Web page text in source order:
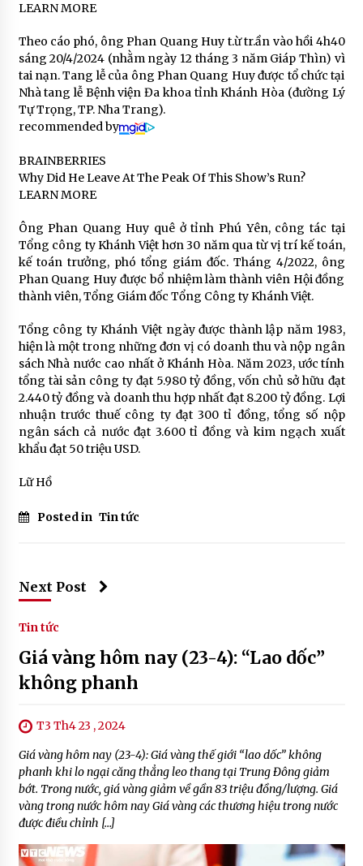
LEARN MORE
Theo cáo phó, ông Phan Quang Huy t.ừ tr.ần vào hồi 4h40
sáng 20/4/2024 (nhằm ngày 12 tháng 3 năm Giáp Thìn) vì
tai nạn. Tang lễ của ông Phan Quang Huy được tổ chức tại
Nhà tang lễ Bệnh viện Đa khoa tỉnh Khánh Hòa (đường Lý
Tự Trọng, TP. Nha Trang).
recommended by
BRAINBERRIES
Why Did He Leave At The Peak Of This Show’s Run?
LEARN MORE
Ông Phan Quang Huy quê ở tỉnh Phú Yên, công tác tại
Tổng công ty Khánh Việt hơn 30 năm qua từ vị trí kế toán,
kế toán trưởng, phó tổng giám đốc. Tháng 4/2022, ông
Phan Quang Huy được bổ nhiệm làm thành viên Hội đồng
thành viên, Tổng Giám đốc Tổng Công ty Khánh Việt.
Tổng công ty Khánh Việt ngày được thành lập năm 1983,
hiện là một trong những đơn vị có doanh thu và nộp ngân
sách Nhà nước cao nhất ở Khánh Hòa. Năm 2023, ước tính
tổng tài sản công ty đạt 5.980 tỷ đồng, vốn chủ sở hữu đạt
2.440 tỷ đồng và doanh thu hợp nhất đạt 8.200 tỷ đồng. Lợi
nhuận trước thuế công ty đạt 300 tỉ đồng, tổng số nộp
ngân sách cả nước đạt 3.600 tỉ đồng và kim ngạch xuất
khẩu đạt 50 triệu USD.
Lữ Hồ
Posted in Tin tức
Next Post
Tin tức
Giá vàng hôm nay (23-4): “Lao dốc”
không phanh
T3 Th4 23 , 2024
Giá vàng hôm nay (23-4): Giá vàng thế giới “lao dốc” không
phanh khi lo ngại căng thẳng leo thang tại Trung Đông giảm
bớt. Trong nước, giá vàng giảm về gần 83 triệu đồng/lượng. Giá
vàng trong nước hôm nay Giá vàng các thương hiệu trong nước
được điều chỉnh […]